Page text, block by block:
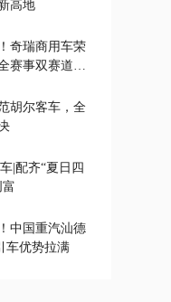
高地
奇瑞商用车荣
赛事双赛道一
胡尔客车，全
|配齐“夏日四
中国重汽汕德
车优势拉满